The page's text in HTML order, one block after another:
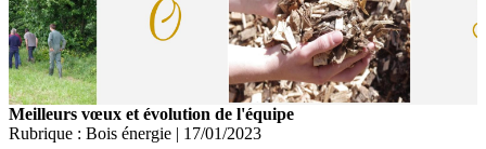
Meilleurs vœux et évolution de l'équipe
Rubrique : Bois énergie | 17/01/2023